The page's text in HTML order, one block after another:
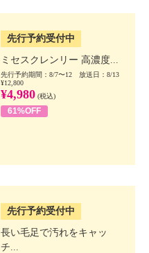
先行予約受付中
ミセスクレンリー 高濃度...
先行予約期間：8/7〜12 放送日：8/13
¥12,800
¥4,980 (税込)
61%OFF
先行予約受付中
長い毛足で汚れをキャッ
チ...